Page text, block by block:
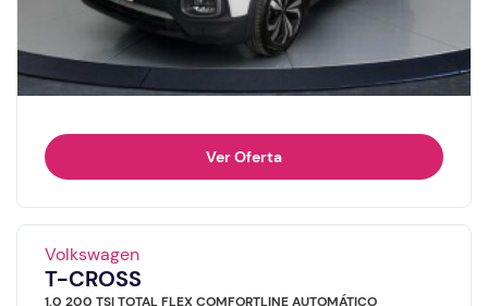
Ver Oferta
Volkswagen
T-CROSS
1.0 200 TSI TOTAL FLEX COMFORTLINE AUTOMÁTICO